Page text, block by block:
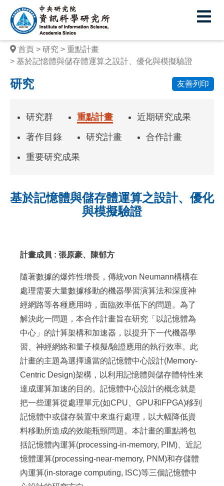
中
央
研
究
院
訊
科
學
究
所
首頁 研究
重點計畫
基於記憶體與儲存體運算之設計、優化與模擬驗證
研究 友善列印
研究群 重點計畫
近期研究成果
著作目錄
研究計畫
合作計畫
重要研究成果
基於記憶體與儲存體運算之設計、優化
與模擬驗證
計畫成員 : 張原豪、陳郁方
隨著數據的爆炸性增長，傳統von Neumann構構在
處理需要大量數據移動的機器學習演算法和深度神
經網路等各種應用時，面臨效率低下的問題。為了
解決此一問題，本合作計畫旨在研究「以記憶體為
中心」的計算架構和加速器，以提升下一代機器學
習、神經網絡和量子模擬/驗證應用的執行效率。此
計畫的主題為選擇適當的記憶體中心設計(Memory-
Centric Design)架構，以利用記憶體與儲存體特性來
達成運算加速的目的。記憶體中心設計的概念就是
把一些運算從處理單元(如CPU、GPU和FPGA)移到
記憶體中或儲存裝置中來進行處理，以大幅降低資
料移動所造成的效能瓶頸問題。本計畫的重點將包
括記憶體內運算(processing-in-memory, PIM)、近記
憶體運算(processing-near-memory, PNM)和存儲體
內運算(in-storage computing, ISC)等三個記憶體中